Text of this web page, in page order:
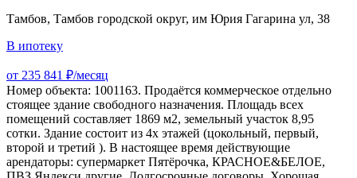
Тамбов, Тамбов городской округ, им Юрия Гагарина ул, 38
В ипотеку
от 235 841 ₽/месяц
Номер объекта: 1001163. Продаётся коммерческое отдельно
стоящее здание свободного назначения. Площадь всех
помещений составляет 1869 м2, земельный участок 8,95
сотки. Здание состоит из 4х этажей (цокольный, первый,
второй и третий ). В настоящее время действующие
арендаторы: супермаркет Пятёрочка, КРАСНОЕ&БЕЛОЕ,